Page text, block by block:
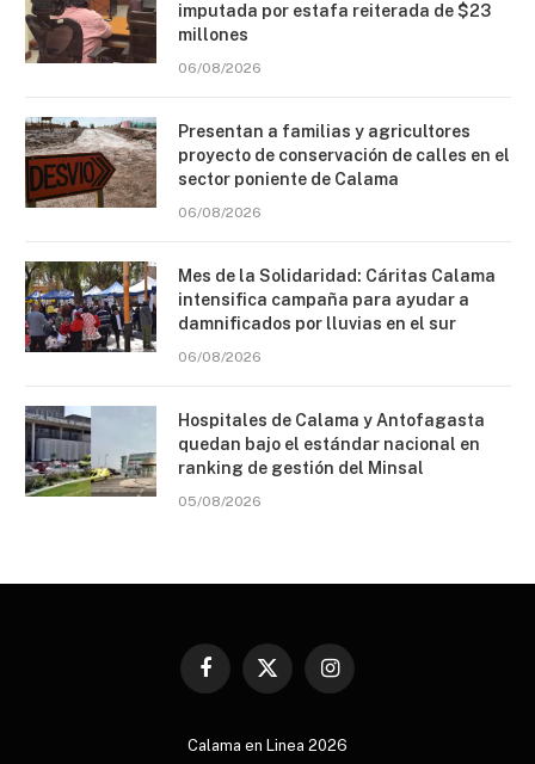
imputada por estafa reiterada de $23
millones
06/08/2026
Presentan a familias y agricultores
proyecto de conservación de calles en el
sector poniente de Calama
06/08/2026
Mes de la Solidaridad: Cáritas Calama
intensifica campaña para ayudar a
damnificados por lluvias en el sur
06/08/2026
Hospitales de Calama y Antofagasta
quedan bajo el estándar nacional en
ranking de gestión del Minsal
05/08/2026
Facebook
X
Instagram
Calama en Linea 2026